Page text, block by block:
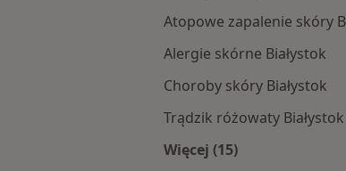
Atopowe zapalenie skóry
Alergie skórne Białystok
Choroby skóry Białystok
Trądzik różowaty Białystok
Więcej (15)